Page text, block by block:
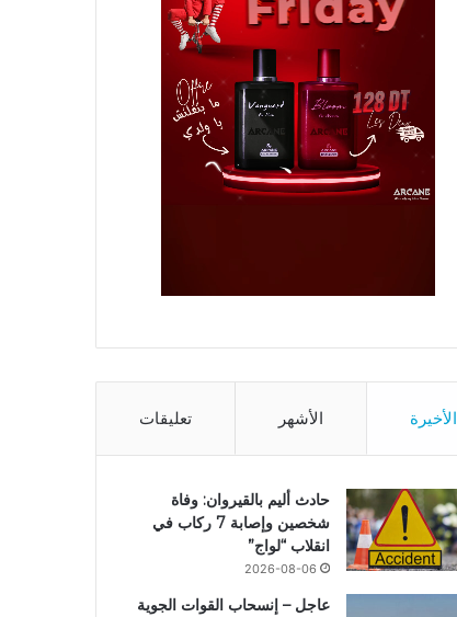
الأخيرة الأشهر تعليقات
حادث أليم بالقيروان: وفاة
شخصين وإصابة 7 ركاب في
انقلاب “لواج”
2026-08-06
عاجل – إنسحاب القوات الجوية